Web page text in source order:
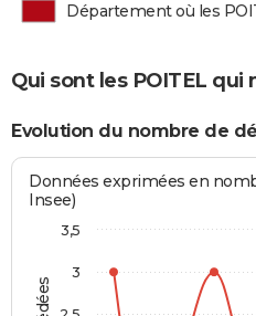
Département où les
Qui sont les POITEL
Evolution du nombre de
Données exprimées en
Insee)
3
3,5